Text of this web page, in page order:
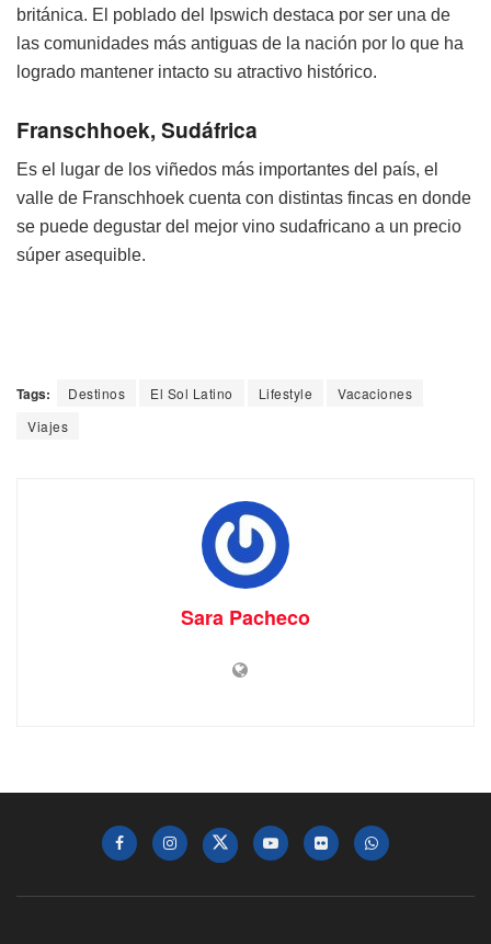
británica. El poblado del Ipswich destaca por ser una de
las comunidades más antiguas de la nación por lo que ha
logrado mantener intacto su atractivo histórico.
Franschhoek, Sudáfrica
Es el lugar de los viñedos más importantes del país, el
valle de Franschhoek cuenta con distintas fincas en donde
se puede degustar del mejor vino sudafricano a un precio
súper asequible.
Tags: Destinos El Sol Latino Lifestyle
Vacaciones
Viajes
Sara Pacheco